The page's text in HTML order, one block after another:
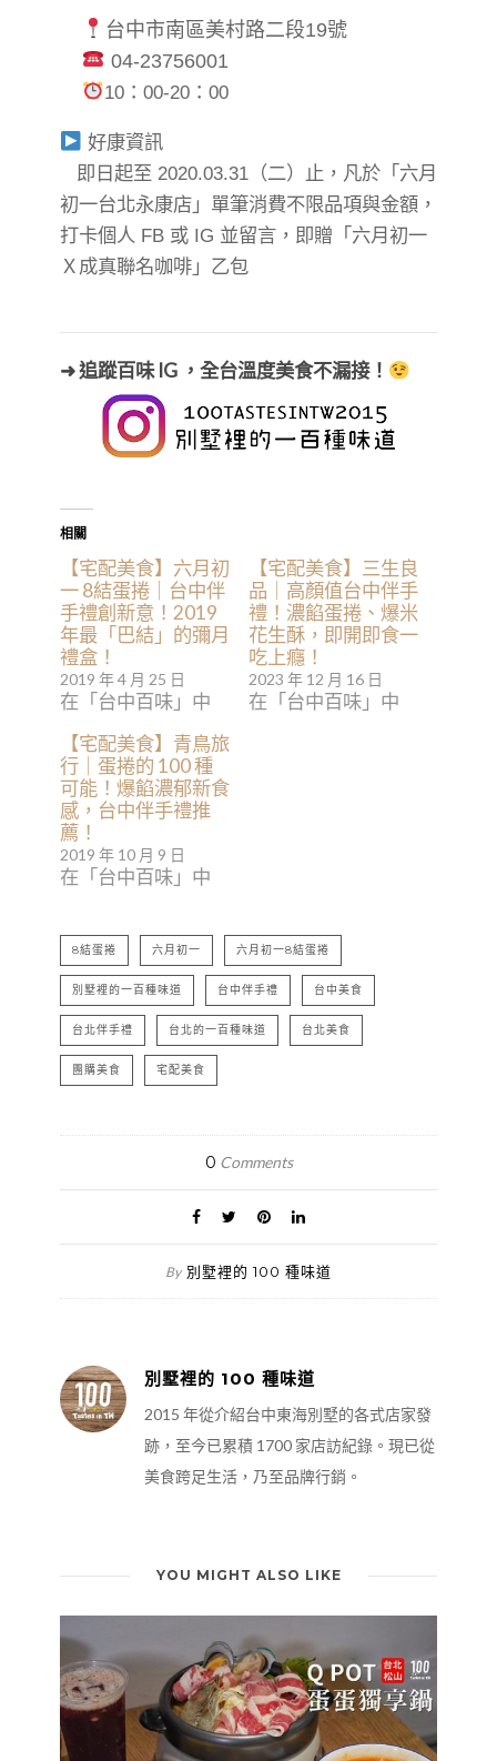
台中市南區美村路二段19號
04-23756001
10：00-20：00
好康資訊
即日起至 2020.03.31（二）止， 凡於「六月
初一台北永康店」單筆消費不限品項與金額，
打卡個人 FB 或 IG 並留言，即贈「六月初一
Ｘ成真聯名咖啡」乙包
➜ 追蹤百味 IG ，全台溫度美食不漏接！
相關
【宅配美食】六月初
一 8結蛋捲｜台中伴
手禮創新意！2019
年最「巴結」的彌月
禮盒！
2019 年 4 月 25 日
在「台中百味」中
【宅配美食】三生良
品｜高顏值台中伴手
禮！濃餡蛋捲、爆米
花生酥，即開即食一
吃上癮！
2023 年 12 月 16 日
在「台中百味」中
【宅配美食】青鳥旅
行｜蛋捲的 100 種
可能！爆餡濃郁新食
感，台中伴手禮推
薦！
2019 年 10 月 9 日
在「台中百味」中
8結蛋捲 六月初一 六月初一8結蛋捲
別墅裡的一百種味道 台中伴手禮 台中美食
台北伴手禮 台北的一百種味道 台北美食
團購美食 宅配美食
0 Comments
By 別墅裡的 100 種味道
別墅裡的 100 種味道
2015 年從介紹台中東海別墅的各式店家發
跡，至今已累積 1700 家店訪紀錄。現已從
美食跨足生活，乃至品牌行銷。
YOU MIGHT ALSO LIKE